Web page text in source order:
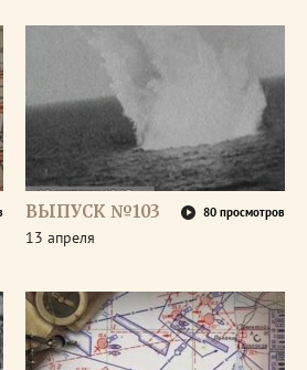
ВЫПУСК №103 80 просмотров
13 апреля